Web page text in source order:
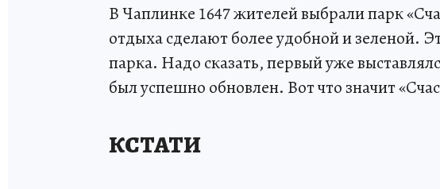
В Чаплинке 1647 жителей выбрали парк
отдыха сделают более удобной и зеленой.
парка. Надо сказать, первый уже
был успешно обновлен. Вот что значит
КСТАТИ